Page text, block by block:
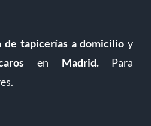
de tapicerías a domicilio y
en Madrid.Para